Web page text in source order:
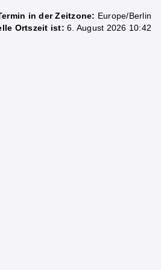
in der Zeitzone: Europe/Berlin
Ortszeit ist: 6. August 2026 10:42